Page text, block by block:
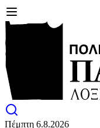
Πέμπτη 6.8.2026